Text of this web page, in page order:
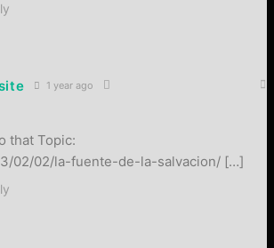
1 year ago
that Topic:
02/02/la-fuente-de-la-salvacion/ […]